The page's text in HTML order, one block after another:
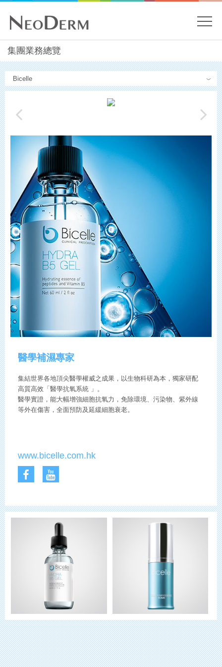
開
關
目
錄
容
開
始
集團業務總覽
Menu
醫學補濕專家
集結世界各地頂尖醫學權威之成果，以生物科研為本，獨家研配
高質高效「醫學抗氧系統 」。
醫學實證，能大幅增強細胞抗氧力，免除環境、污染物、紫外線
等外在傷害，全面預防及延緩細胞衰老。
www.bicelle.com.hk
FacebookYouTube